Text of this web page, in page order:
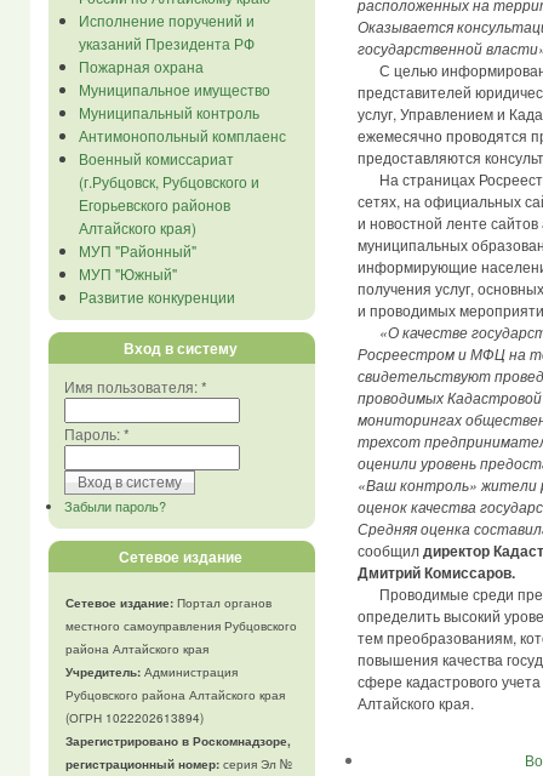
Исполнение поручений и
указаний Президента РФ
Пожарная охрана
Муниципальное имущество
Муниципальный контроль
Антимонопольный комплаенс
Военный комиссариат
(г.Рубцовск, Рубцовского и
Егорьевского районов
Алтайского края)
МУП "Районный"
МУП "Южный"
Развитие конкуренции
Вход в систему
Имя пользователя:*
Пароль:*
Забыли пароль?
Сетевое издание
Сетевое издание:Портал органов
местного самоуправления Рубцовского
района Алтайского края
Учредитель:Администрация
Рубцовского района Алтайского края
(ОГРН 1022202613894)
Зарегистрировано в Роскомнадзоре,
регистрационный номер:серия Эл №
расположенных на
Оказывается
государственной
С целью
представителей
услуг, Управлением и
ежемесячно проводятся
предоставляются
На страницах
сетях, на официальных
и новостной ленте
муниципальных
информирующие
получения услуг,
и проводимых
«О качестве
Росреестром и МФЦ на
свидетельствуют
проводимых
мониторингах
трехсот
оценили уровень
«Ваш контроль» жители
оценок качества
Средняя оценка
сообщилдиректор
Дмитрий Комиссаров.
Проводимые среди
определить высокий
тем преобразованиям,
повышения качества
сфере кадастрового
Алтайского края.